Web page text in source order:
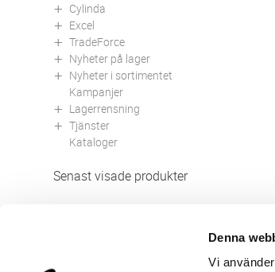
Denna
Vi
Cylinda
Excel
TradeForce
Nyheter på lager
Nyheter i sortimentet
Kampanjer
Lagerrensning
Tjänster
Kataloger
Senast visade produkter
Felanmälan